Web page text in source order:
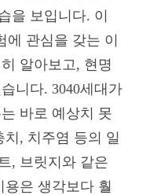
을 보입니다. 이
에 관심을 갖는 이
알아보고, 현명
니다. 3040세대가
바로 예상치 못
, 치주염 등의 일
, 브릿지와 같은
은 생각보다 훨